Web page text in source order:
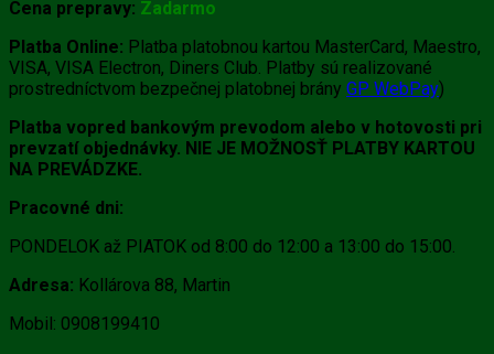
Cena prepravy: Zadarmo
Platba Online: Platba platobnou kartou MasterCard, Maestro,
VISA, VISA Electron, Diners Club. Platby sú realizované
prostredníctvom bezpečnej platobnej brány GP WebPay)
Platba vopred bankovým prevodom alebo v hotovosti pri
prevzatí objednávky. NIE JE MOŽNOSŤ PLATBY KARTOU
NA PREVÁDZKE.
Pracovné dni:
PONDELOK až PIATOK od 8:00 do 12:00 a 13:00 do 15:00.
Adresa: Kollárova 88, Martin
Mobil: 0908199410